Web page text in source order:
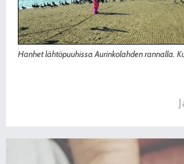
Hanhet lähtöpuuhissa Aurinkolahden rannalla.